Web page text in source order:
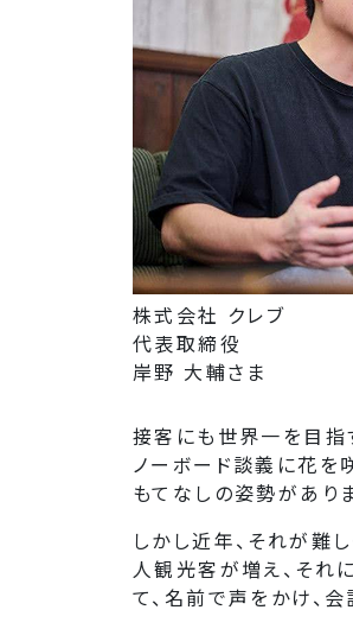
株式会社 クレブ
代表取締役
岸野 大輔さま
接客にも世界一を目指
ノーボード談義に花を
もてなしの姿勢がありま
しかし近年、それが難
人観光客が増え、それ
て、名前で声をかけ、